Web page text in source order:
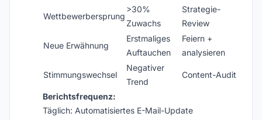
Wettbewerbersprung
>30%
Zuwachs
Strategie-
Review
Neue Erwähnung
Erstmaliges
Auftauchen
Feiern +
analysieren
Stimmungswechsel
Negativer
Trend
Content-Audit
Berichtsfrequenz:
Täglich: Automatisiertes E-Mail-Update